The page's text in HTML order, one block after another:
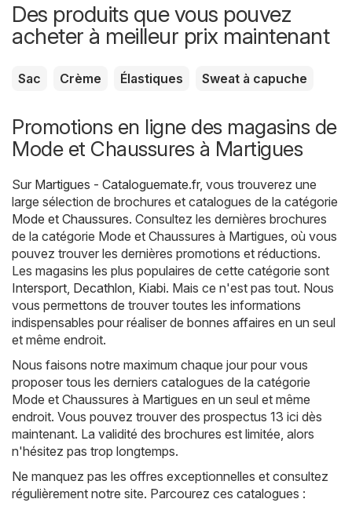
Des produits que vous pouvez
acheter à meilleur prix maintenant
Sac Crème Élastiques Sweat à capuche
Promotions en ligne des magasins de
Mode et Chaussures à Martigues
Sur Martigues - Cataloguemate.fr, vous trouverez une
large sélection de brochures et catalogues de la catégorie
Mode et Chaussures. Consultez les dernières brochures
de la catégorie Mode et Chaussures à Martigues, où vous
pouvez trouver les dernières promotions et réductions.
Les magasins les plus populaires de cette catégorie sont
Intersport, Decathlon, Kiabi. Mais ce n'est pas tout. Nous
vous permettons de trouver toutes les informations
indispensables pour réaliser de bonnes affaires en un seul
et même endroit.
Nous faisons notre maximum chaque jour pour vous
proposer tous les derniers catalogues de la catégorie
Mode et Chaussures à Martigues en un seul et même
endroit. Vous pouvez trouver des prospectus 13 ici dès
maintenant. La validité des brochures est limitée, alors
n'hésitez pas trop longtemps.
Ne manquez pas les offres exceptionnelles et consultez
régulièrement notre site. Parcourez ces catalogues :